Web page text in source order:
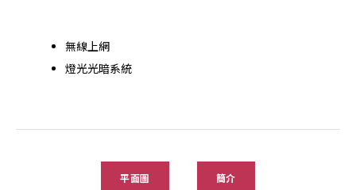
無線上網
燈光光暗系統
平面圖 簡介